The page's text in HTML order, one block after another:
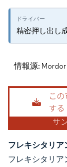
精密押し出し
情報源:
フレキシタリ
フレキシタリ